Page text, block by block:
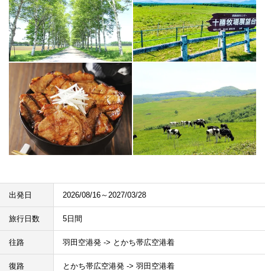
出発日 2026/08/16～2027/03/28
旅行日数 5日間
往路 羽田空港発 -> とかち帯広空港着
復路 とかち帯広空港発 -> 羽田空港着